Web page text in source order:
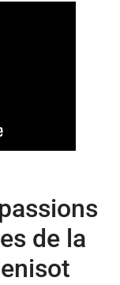
de la